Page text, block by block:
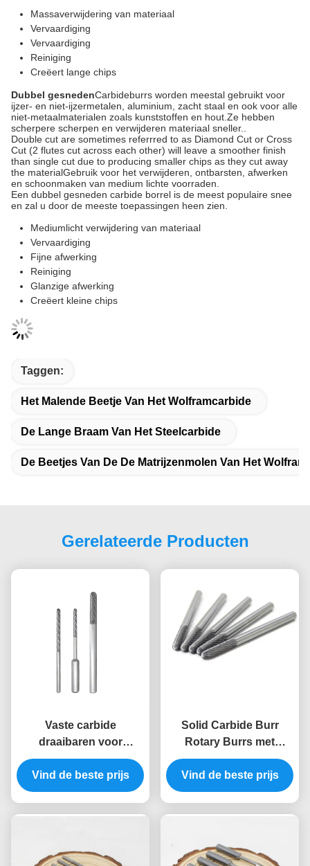
Massaverwijdering van materiaal
Vervaardiging
Vervaardiging
Reiniging
Creëert lange chips
Dubbel gesnedenCarbideburrs worden meestal gebruikt voor
ijzer- en niet-ijzermetalen, aluminium, zacht staal en ook voor alle
niet-metaalmaterialen zoals kunststoffen en hout.Ze hebben
scherpere scherpen en verwijderen materiaal sneller..
Double cut are sometimes referrred to as Diamond Cut or Cross
Cut (2 flutes cut across each other) will leave a smoother finish
than single cut due to producing smaller chips as they cut away
the materialGebruik voor het verwijderen, ontbarsten, afwerken
en schoonmaken van medium lichte voorraden.
Een dubbel gesneden carbide borrel is de meest populaire snee
en zal u door de meeste toepassingen heen zien.
Mediumlicht verwijdering van materiaal
Vervaardiging
Fijne afwerking
Reiniging
Glanzige afwerking
Creëert kleine chips
Taggen:
Het Malende Beetje Van Het Wolframcarbide
De Lange Braam Van Het Steelcarbide
De Beetjes Van De De Matrijzenmolen Van Het
Gerelateerde Producten
Vaste carbide
draaibaren voor
slotopening met
aanpasbare maten en
TiN-coating
Vind de beste prijs
Solid Carbide Burr
Rotary Burrs met
gepolijst oppervlak en
aanpasbare maten voor
slotenmakers en
Vind de beste prijs